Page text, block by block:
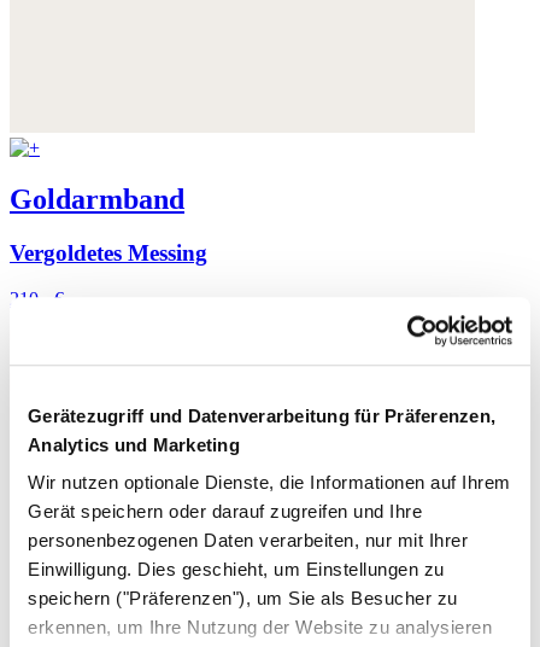
Gerätezugriff und Datenverarbeitung für Präferenzen,
Analytics und Marketing
Wir nutzen optionale Dienste, die Informationen auf Ihrem
Gerät speichern oder darauf zugreifen und Ihre
personenbezogenen Daten verarbeiten, nur mit Ihrer
Einwilligung. Dies geschieht, um Einstellungen zu
speichern ("Präferenzen"), um Sie als Besucher zu
erkennen, um Ihre Nutzung der Website zu analysieren
Goldarmband
Vergoldetes Messing
210,- €